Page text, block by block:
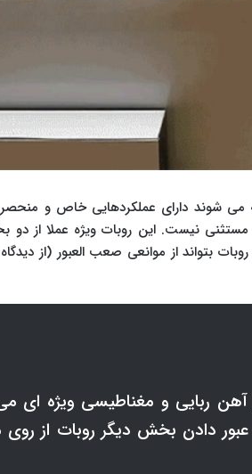
می شوند دارای عملکردهایی خاص و
مستثنی نیست. این روبات ویژه عملا از
بتواند از موانعی صعب العبور (از
ربایی و مغناطیسی ویژه ای می
دادن بخش دیگر روبات از روی